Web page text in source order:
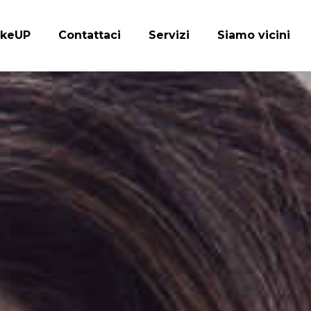
Contattaci Servizi Siamo vicini